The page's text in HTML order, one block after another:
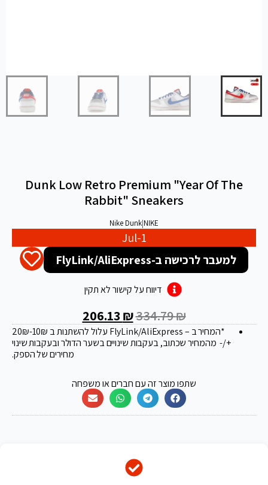
Dunk Low Retro Premium "Year Of The
Rabbit" Sneakers
NIKE
|
Nike Dunk
Jul-1
למעבר לרכישה ב-FlyLink/AliExpress
דיווח על קישור לא תקין
334.79₪
206.13 ₪
*המחיר ב – FlyLink/AliExpress עלול להשתנות ב 20 ₪-10₪
+/- מהמחיר שכתוב, בעקבות שינויים בשער הדולר ובעקבות שינוי
מחירים של הספק.
שתפו מוצר זה עם חברים או משפחה